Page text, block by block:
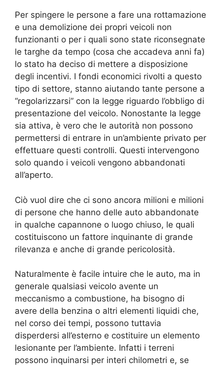
Per spingere le persone a fare una rottamazione
e una demolizione dei propri veicoli non
funzionanti o per i quali sono state riconsegnate
le targhe da tempo (cosa che accadeva anni fa)
lo stato ha deciso di mettere a disposizione
degli incentivi. I fondi economici rivolti a questo
tipo di settore, stanno aiutando tante persone a
“regolarizzarsi” con la legge riguardo l’obbligo di
presentazione del veicolo. Nonostante la legge
sia attiva, è vero che le autorità non possono
permettersi di entrare in un’ambiente privato per
effettuare questi controlli. Questi intervengono
solo quando i veicoli vengono abbandonati
all’aperto.
Ciò vuol dire che ci sono ancora milioni e milioni
di persone che hanno delle auto abbandonate
in qualche capannone o luogo chiuso, le quali
costituiscono un fattore inquinante di grande
rilevanza e anche di grande pericolosità.
Naturalmente è facile intuire che le auto, ma in
generale qualsiasi veicolo avente un
meccanismo a combustione, ha bisogno di
avere della benzina o altri elementi liquidi che,
nel corso dei tempi, possono tuttavia
disperdersi all’esterno e costituire un elemento
lesionante per l’ambiente. Infatti i terreni
possono inquinarsi per interi chilometri e, se